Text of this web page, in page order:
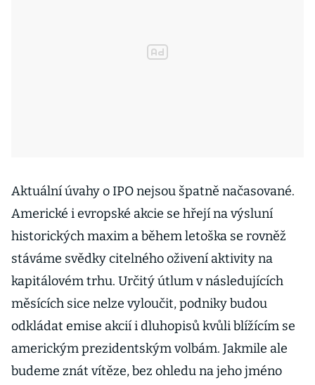
Aktuální úvahy o IPO nejsou špatně načasované.
Americké i evropské akcie se hřejí na výsluní
historických maxim a během letoška se rovněž
stáváme svědky citelného oživení aktivity na
kapitálovém trhu. Určitý útlum v následujících
měsících sice nelze vyloučit, podniky budou
odkládat emise akcií i dluhopisů kvůli blížícím se
americkým prezidentským volbám. Jakmile ale
budeme znát vítěze, bez ohledu na jeho jméno